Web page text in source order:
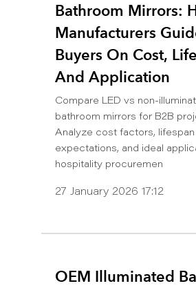
Bathroom Mirrors:
Manufacturers
Buyers On Cost,
And Application
Compare LED vs non-
bathroom mirrors for B2B
Analyze cost factors, lifespan
expectations, and ideal
hospitality procuremen
27 January 2026 17:12
OEM Illuminated